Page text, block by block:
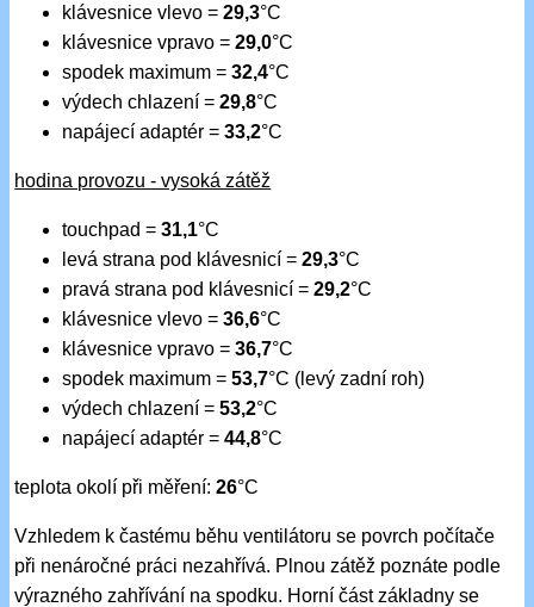
klávesnice vlevo =29,3°C
klávesnice vpravo =29,0°C
spodek maximum =32,4°C
výdech chlazení =29,8°C
napájecí adaptér =33,2°C
hodina provozu - vysoká zátěž
touchpad =31,1°C
levá strana pod klávesnicí =29,3°C
pravá strana pod klávesnicí =29,2°C
klávesnice vlevo =36,6°C
klávesnice vpravo =36,7°C
spodek maximum =53,7°C (levý zadní roh)
výdech chlazení =53,2°C
napájecí adaptér =44,8°C
teplota okolí při měření:26°C
Vzhledem k častému běhu ventilátoru se povrch počítače
při nenáročné práci nezahřívá. Plnou zátěž poznáte podle
výrazného zahřívání na spodku. Horní část základny se